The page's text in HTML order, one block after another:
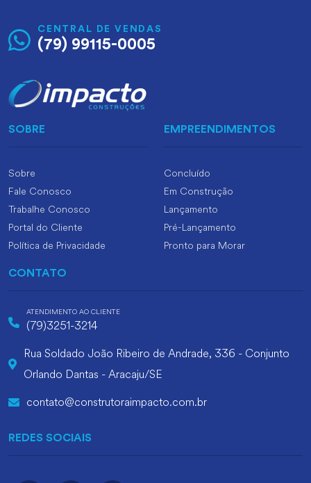
CENTRAL DE VENDAS
(79) 99115-0005
SOBRE
Sobre
Fale Conosco
Trabalhe Conosco
Portal do Cliente
Política de Privacidade
EMPREENDIMENTOS
Concluído
Em Construção
Lançamento
Pré-Lançamento
Pronto para Morar
CONTATO
ATENDIMENTO AO CLIENTE
(79)3251-3214
Rua Soldado João Ribeiro de Andrade, 336 - Conjunto
Orlando Dantas - Aracaju/SE
contato@construtoraimpacto.com.br
REDES SOCIAIS